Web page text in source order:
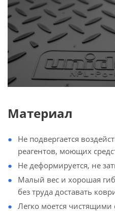
Материал
Не подвергается
реагентов, моющих
Не деформируется, не
Малый вес и хорошая
без труда доставать
Легко моется чистящими